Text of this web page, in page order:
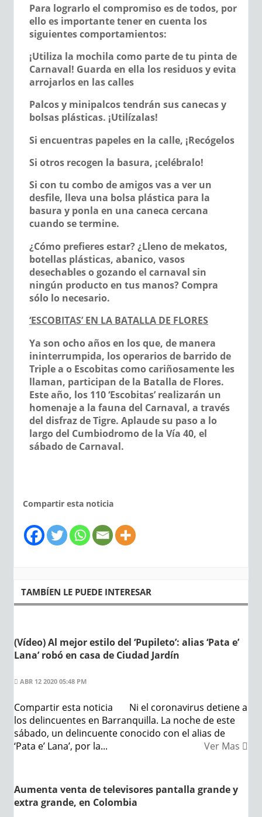
Para lograrlo el compromiso es de todos, por
ello es importante tener en cuenta los
siguientes comportamientos:
¡Utiliza la mochila como parte de tu pinta de
Carnaval! Guarda en ella los residuos y evita
arrojarlos en las calles
Palcos y minipalcos tendrán sus canecas y
bolsas plásticas. ¡Utilízalas!
Si encuentras papeles en la calle, ¡Recógelos
Si otros recogen la basura, ¡celébralo!
Si con tu combo de amigos vas a ver un
desfile, lleva una bolsa plástica para la
basura y ponla en una caneca cercana
cuando se termine.
¿Cómo prefieres estar? ¿Lleno de mekatos,
botellas plásticas, abanico, vasos
desechables o gozando el carnaval sin
ningún producto en tus manos? Compra
sólo lo necesario.
‘ESCOBITAS’ EN LA BATALLA DE FLORES
Ya son ocho años en los que, de manera
ininterrumpida, los operarios de barrido de
Triple a o Escobitas como cariñosamente les
llaman, participan de la Batalla de Flores.
Este año, los 110 ‘Escobitas’ realizarán un
homenaje a la fauna del Carnaval, a través
del disfraz de Tigre. Aplaude su paso a lo
largo del Cumbiodromo de la Vía 40, el
sábado de Carnaval.
Compartir esta noticia
TAMBÍEN LE PUEDE INTERESAR
(Vídeo) Al mejor estilo del ‘Pupileto’: alias ‘Pata e’
Lana’ robó en casa de Ciudad Jardín
ABR 12 2020 05:48 PM
Compartir esta noticia Ni el coronavirus detiene a
los delincuentes en Barranquilla. La noche de este
sábado, un delincuente conocido con el alias de
‘Pata e’ Lana’, por la...
Ver Mas
Aumenta venta de televisores pantalla grande y
extra grande, en Colombia